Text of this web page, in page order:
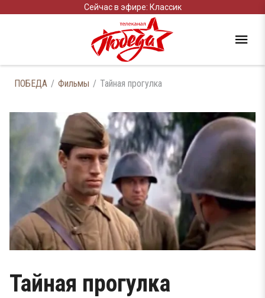
Сейчас в эфире: Классик
ПОБЕДА Фильмы Тайная прогулка
Тайная прогулка